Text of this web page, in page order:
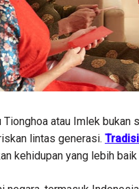
Tionghoa atau Imlek
lintas generasi.
kehidupan yang lebih